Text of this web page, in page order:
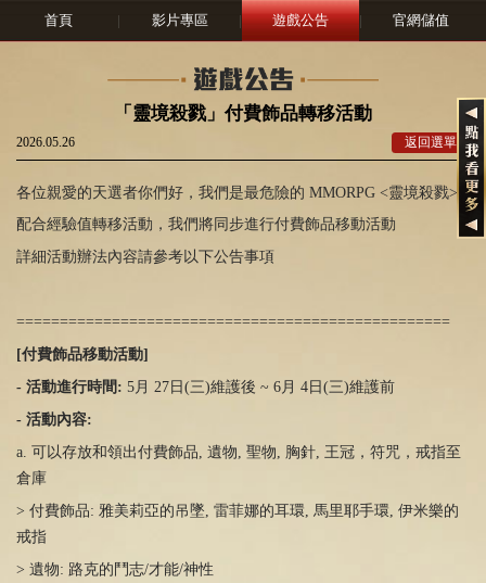
首頁 | 影片專區 | 遊戲公告 | 官網儲值
「靈境殺戮」付費飾品轉移活動
2026.05.26 返回選單
各位親愛的天選者你們好，我們是最危險的 MMORPG <靈境殺戮>
配合經驗值轉移活動，我們將同步進行付費飾品移動活動
詳細活動辦法內容請參考以下公告事項
==================================================
[付費飾品移動活動]
- 活動進行時間 : 5月 27日 (三)維護後 ~ 6月 4日 (三)維護前
- 活動內容:
a. 可以存放和領出付費飾品, 遺物, 聖物, 胸針, 王冠，符咒，戒指至
倉庫
> 付費飾品: 雅美莉亞的吊墜, 雷菲娜的耳環, 馬里耶手環, 伊米樂的
戒指
> 遺物: 路克的鬥志/才能/神性